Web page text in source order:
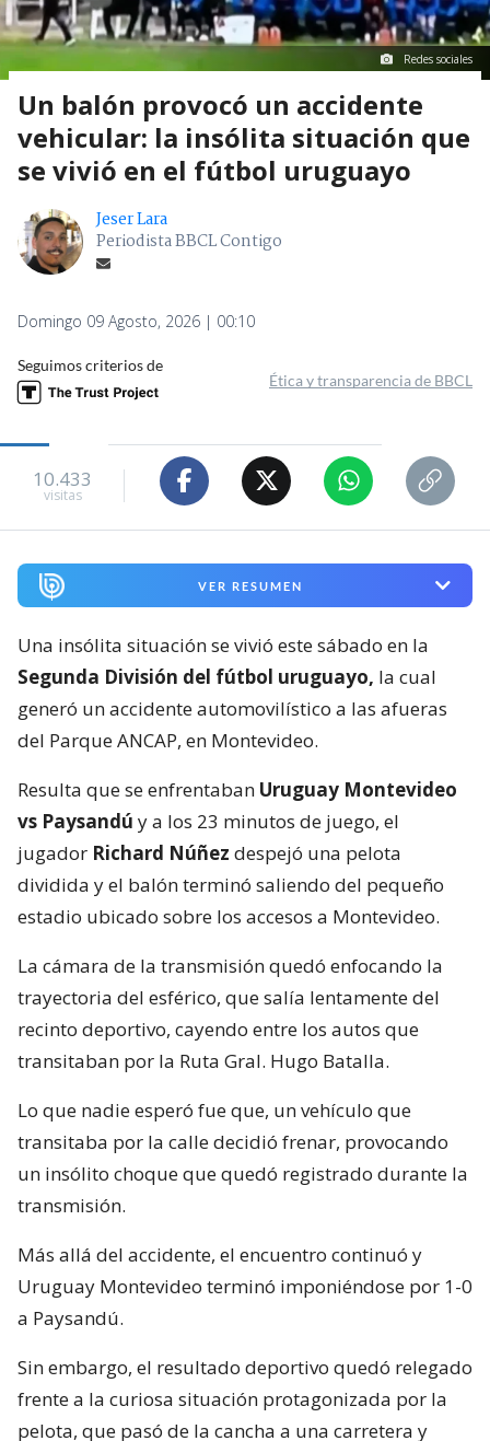
Redes sociales
Un balón provocó un accidente
vehicular: la insólita situación que
se vivió en el fútbol uruguayo
Jeser Lara
Periodista BBCL Contigo
Domingo 09 Agosto, 2026 | 00:10
Seguimos criterios de
Ética y transparencia de BBCL
10.433
visitas
VER RESUMEN
Una insólita situación se vivió este sábado en la
Segunda División del fútbol uruguayo, la cual
generó un accidente automovilístico a las afueras
del Parque ANCAP, en Montevideo.
Resulta que se enfrentaban Uruguay Montevideo
vs Paysandú y a los 23 minutos de juego, el
jugador Richard Núñez despejó una pelota
dividida y el balón terminó saliendo del pequeño
estadio ubicado sobre los accesos a Montevideo.
La cámara de la transmisión quedó enfocando la
trayectoria del esférico, que salía lentamente del
recinto deportivo, cayendo entre los autos que
transitaban por la Ruta Gral. Hugo Batalla.
Lo que nadie esperó fue que, un vehículo que
transitaba por la calle decidió frenar, provocando
un insólito choque que quedó registrado durante la
transmisión.
Más allá del accidente, el encuentro continuó y
Uruguay Montevideo terminó imponiéndose por 1-0
a Paysandú.
Sin embargo, el resultado deportivo quedó relegado
frente a la curiosa situación protagonizada por la
pelota, que pasó de la cancha a una carretera y